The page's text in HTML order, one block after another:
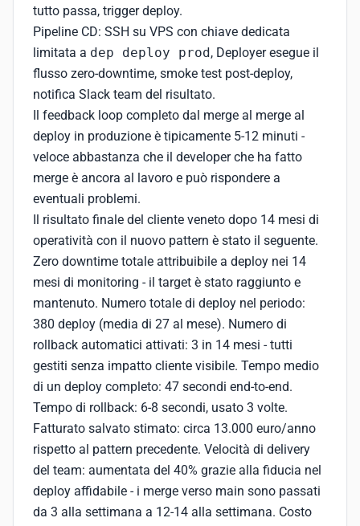
tutto passa, trigger deploy.
Pipeline CD: SSH su VPS con chiave dedicata
limitata a dep deploy prod, Deployer esegue il
flusso zero-downtime, smoke test post-deploy,
notifica Slack team del risultato.
Il feedback loop completo dal merge al merge al
deploy in produzione è tipicamente 5-12 minuti -
veloce abbastanza che il developer che ha fatto
merge è ancora al lavoro e può rispondere a
eventuali problemi.
Il risultato finale del cliente veneto dopo 14 mesi di
operatività con il nuovo pattern è stato il seguente.
Zero downtime totale attribuibile a deploy nei 14
mesi di monitoring - il target è stato raggiunto e
mantenuto. Numero totale di deploy nel periodo:
380 deploy (media di 27 al mese). Numero di
rollback automatici attivati: 3 in 14 mesi - tutti
gestiti senza impatto cliente visibile. Tempo medio
di un deploy completo: 47 secondi end-to-end.
Tempo di rollback: 6-8 secondi, usato 3 volte.
Fatturato salvato stimato: circa 13.000 euro/anno
rispetto al pattern precedente. Velocità di delivery
del team: aumentata del 40% grazie alla fiducia nel
deploy affidabile - i merge verso main sono passati
da 3 alla settimana a 12-14 alla settimana. Costo